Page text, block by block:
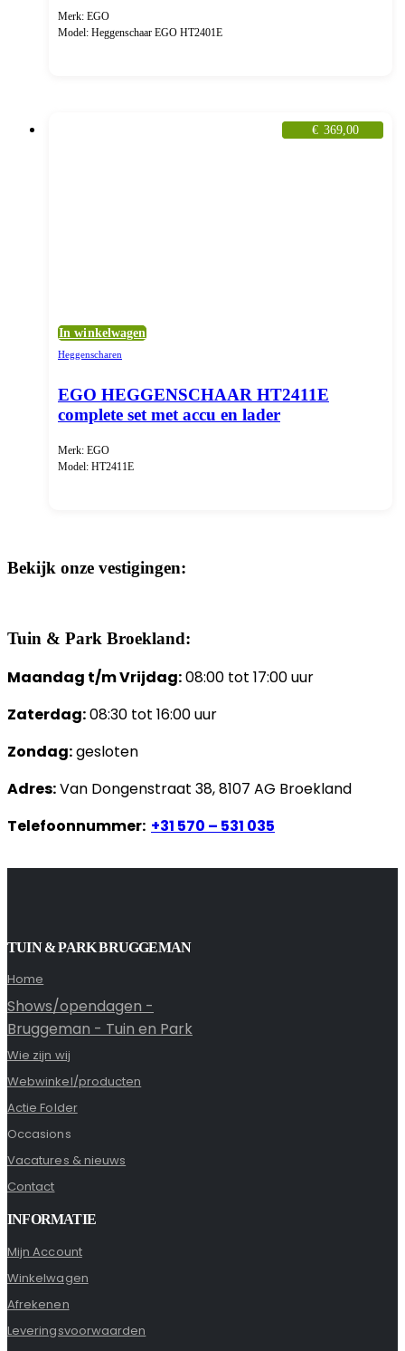
Merk: EGO
Model: Heggenschaar EGO HT2401E
€ 369,00
In winkelwagen
Heggenscharen
EGO HEGGENSCHAAR HT2411E
complete set met accu en lader
Merk: EGO
Model: HT2411E
Bekijk onze vestigingen:
Tuin & Park Broekland:
Maandag t/m Vrijdag:08:00 tot 17:00 uur
Zaterdag:08:30 tot 16:00 uur
Zondag:gesloten
Adres:Van Dongenstraat 38, 8107 AG Broekland
Telefoonnummer: +31 570 – 531 035
TUIN & PARK BRUGGEMAN
Home
Shows/opendagen -
Bruggeman - Tuin en Park
Wie zijn wij
Webwinkel/producten
Actie Folder
Occasions
Vacatures & nieuws
Contact
INFORMATIE
Mijn Account
Winkelwagen
Afrekenen
Leveringsvoorwaarden